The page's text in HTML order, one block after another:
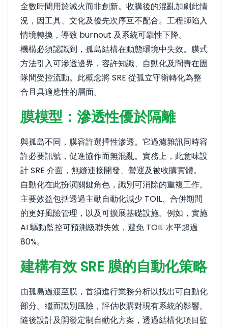
全數時間用於滅火而非創新。收購後的混亂加劇此情
況，因工具、文化及優先次序互不配合。工程師陷入
情境轉換，導致 burnout 及系統可靠性下降。
機構必須認識到，孤島結構在動態環境中失效。膜式
方法引入可滲透邊界，容許知識、自動化及問責在團
隊間受控流動。此概念將 SRE 從孤立守衛轉化為整
合且具適應性的層面。
膜模型：滲透性優於隔離
與孤島不同，膜容許選擇性滲透。它過濾雜訊同時容
許必要訊號，促進協作而無混亂。實務上，此意味設
計 SRE 介面，無縫連接開發、營運及被收購實體。
自動化在此扮演關鍵角色，識別可消除的重複工作。
主要效益包括透過主動自動化減少 TOIL、合併期間
的更好風險管理，以及可擴展基礎設施。例如，實施
AI 驅動監控可預測級聯失效，避免 TOIL 水平超過
80%。
建構有效 SRE 膜的自動化策略
由孤島過渡至膜，首須進行業務分析以找出可自動化
部分。繼而識別風險，評估收購對現有系統的影響。
隨後設計及開發定制自動化方案，透過結構化項目監